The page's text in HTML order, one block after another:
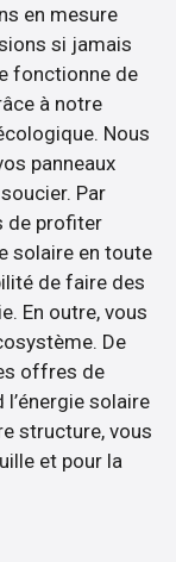
en mesure
si jamais
fonctionne de
à notre
Nous
panneaux
Par
de profiter
solaire en toute
de faire des
En outre, vous
De
offres de
solaire
structure, vous
et pour la